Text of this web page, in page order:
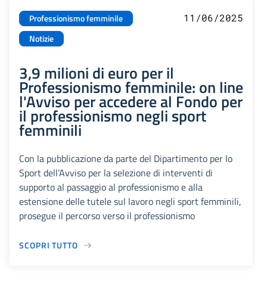
Professionismo femminile
Notizie
11/06/2025
3,9 milioni di euro per il
Professionismo femminile: on line
l'Avviso per accedere al Fondo per
il professionismo negli sport
femminili
Con la pubblicazione da parte del Dipartimento per lo
Sport dell’Avviso per la selezione di interventi di
supporto al passaggio al professionismo e alla
estensione delle tutele sul lavoro negli sport femminili,
prosegue il percorso verso il professionismo
SCOPRI TUTTO